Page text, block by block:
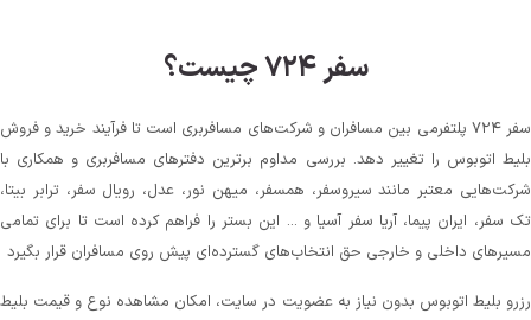
سفر ۷۲۴ چیست؟
سفر ۷۲۴ پلتفرمی بین مسافران و شرکت‌های مسافربری است تا فرآیند خرید و فروش
بلیط اتوبوس را تغییر دهد. بررسی مداوم برترین دفترهای مسافربری و همکاری با
شرکت‌هایی معتبر مانند سیروسفر، همسفر، میهن‌ نور، عدل، رویال سفر، ترابر بیتا،
تک سفر، ایران پیما، آریا سفر آسیا و ... این بستر را فراهم کرده است تا برای تمامی
مسیرهای داخلی و خارجی حق انتخاب‌های گسترده‌ای پیش روی مسافران قرار بگیرد
رزرو بلیط اتوبوس بدون نیاز به عضویت در سایت، امکان مشاهده نوع و قیمت بلیط